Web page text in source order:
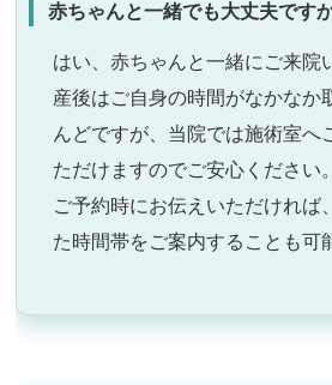
赤ちゃんと一緒でも大丈夫です
はい、赤ちゃんと一緒にご来院
産後はご自身の時間がなかなか
んどですが、当院では施術室へ
ただけますのでご安心ください。
ご予約時にお伝えいただければ
た時間帯をご案内することも可